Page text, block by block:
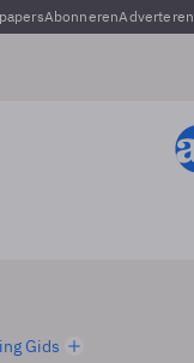
AbonnerenAdverteren
Gids